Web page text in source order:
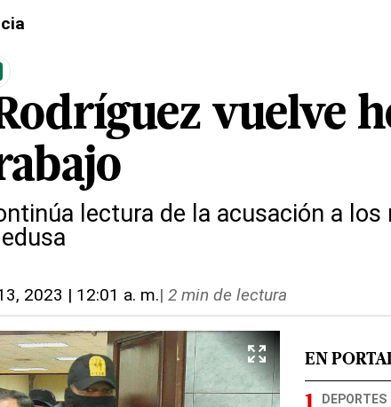
vuelve
lectura de la acusación a los
2023 | 12:01 a. m.| 2 min de lectura
EN
DEPORTES